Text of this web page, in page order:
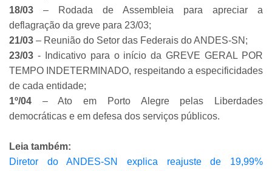
18/03 – Rodada de Assembleia para apreciar a
deflagração da greve para 23/03;
21/03 – Reunião do Setor das Federais do ANDES-SN;
23/03 - Indicativo para o início da GREVE GERAL POR
TEMPO INDETERMINADO, respeitando a especificidades
de cada entidade;
1º/04 – Ato em Porto Alegre pelas Liberdades
democráticas e em defesa dos serviços públicos.
Leia também:
Diretor do ANDES-SN explica reajuste de 19,99%